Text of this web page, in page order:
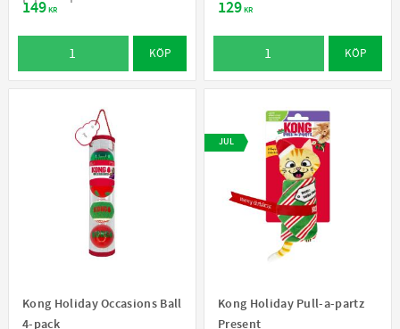
149KR
KÖP
129KR
KÖP
Kong Holiday Occasions Ball
4-pack
Kong Holiday Pull-a-partz
Present
JUL